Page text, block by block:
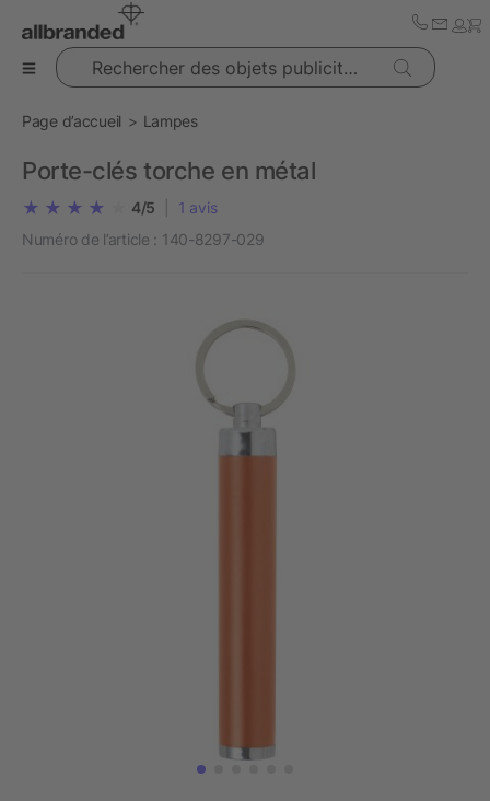
Rechercher des objets publicitaires
Page d’accueil Lampes
Porte-clés torche en métal
4/5 1 avis
Numéro de l’article : 140-8297-029